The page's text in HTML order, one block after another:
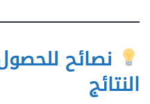
نصائح
النتائج